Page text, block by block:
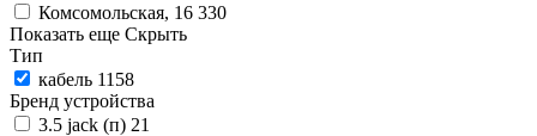
Комсомольская, 16 330
Показать еще Скрыть
Тип
кабель 1158
Бренд устройства
3.5 jack (п) 21